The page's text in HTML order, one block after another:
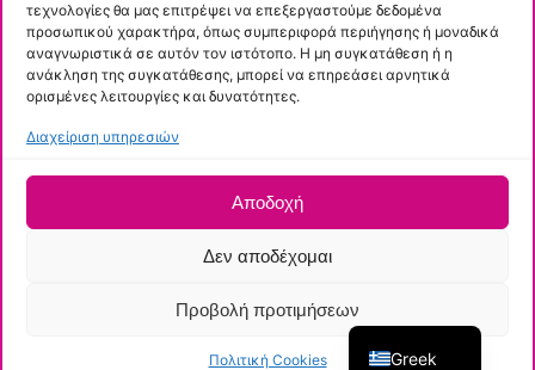
τεχνολογίες θα μας επιτρέψει να επεξεργαστούμε δεδομένα
προσωπικού χαρακτήρα, όπως συμπεριφορά περιήγησης ή μοναδικά
αναγνωριστικά σε αυτόν τον ιστότοπο. Η μη συγκατάθεση ή η
ανάκληση της συγκατάθεσης, μπορεί να επηρεάσει αρνητικά
ορισμένες λειτουργίες και δυνατότητες.
Διαχείριση υπηρεσιών
Αποδοχή
Δεν αποδέχομαι
Προβολή προτιμήσεων
Πολιτική Cookies
Κύριος Κατάλογος
Ρωτήστε μας
Apothesis
Summon
Πνευματικά δικαιώματα © 2026 –
Πρόσβασης
Δικτυακών και Πληροφοριακών Υπηρεσιών – Ομάδα
Εφαρμογών και Λογισμικού
Greek